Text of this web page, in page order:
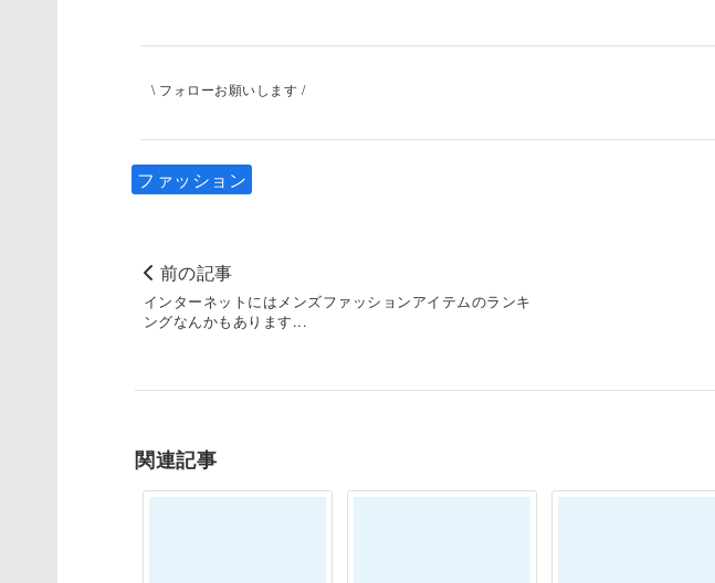
\ フォローお願いします /
ファッション
前の記事
インターネットにはメンズファッションアイテムのランキ
ングなんかもあります...
関連記事